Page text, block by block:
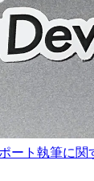
ート執筆に関